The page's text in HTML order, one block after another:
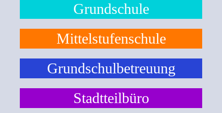
Grundschule
Mittelstufenschule
Grundschulbetreuung
Stadtteilbüro